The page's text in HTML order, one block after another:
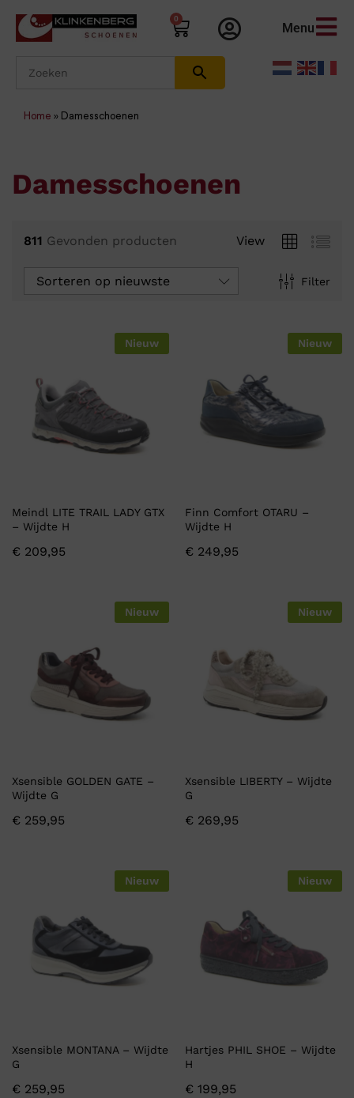
0
Menu
Home » Damesschoenen
Damesschoenen
811 Gevonden producten View
Filter
Sorteren op nieuwste
Nieuw
Meindl LITE TRAIL LADY GTX
– Wijdte H
€ 209,95
Nieuw
Finn Comfort OTARU –
Wijdte H
€ 249,95
Nieuw
Xsensible GOLDEN GATE –
Wijdte G
€ 259,95
Nieuw
Xsensible LIBERTY – Wijdte
G
€ 269,95
Nieuw
Xsensible MONTANA – Wijdte
G
€ 259,95
Nieuw
Hartjes PHIL SHOE – Wijdte
H
€ 199,95